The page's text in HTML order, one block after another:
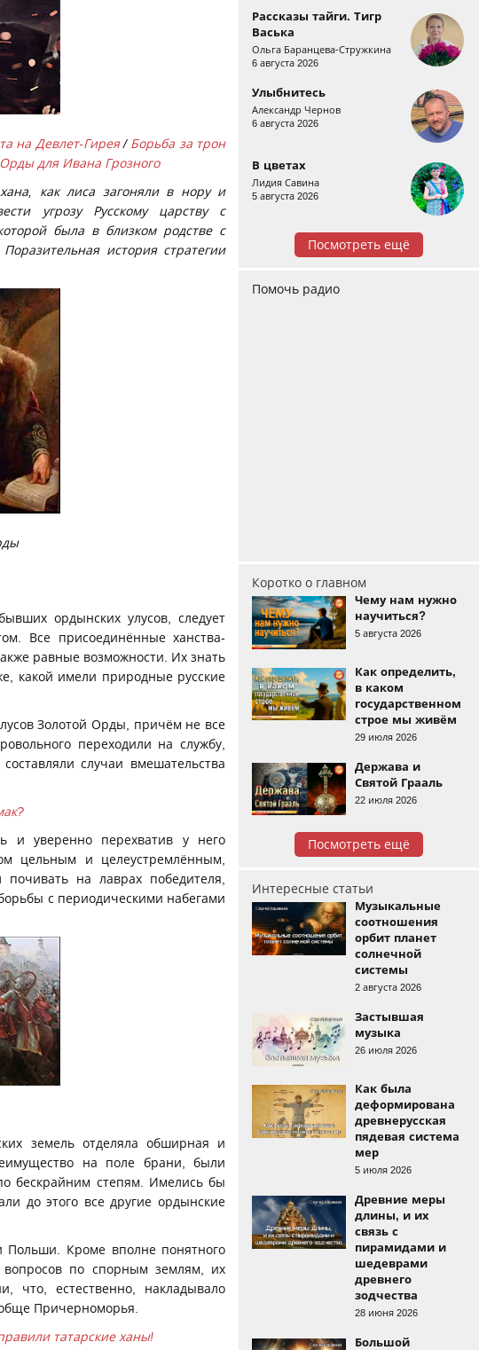
на Девлет-Гирея/ Борьба за трон
для Ивана Грозного
как лиса загоняли в нору и
угрозу Русскому царству с
была в близком родстве с
история стратегии
ордынских улусов, следует
Все присоединённые ханства-
равные возможности. Их знать
какой имели природные русские
Золотой Орды, причём не все
переходили на службу,
случаи вмешательства
и уверенно перехватив у него
цельным и целеустремлённым,
на лаврах победителя,
с периодическими набегами
земель отделяла обширная и
на поле брани, были
бескрайним степям. Имелись бы
до этого все другие ордынские
Польши. Кроме вполне понятного
вопросов по спорным землям, их
что, естественно, накладывало
Причерноморья.
татарские ханы!
Рассказы тайги. Тигр
Васька
Ольга Баранцева-Стружкина
6 августа 2026
Улыбнитесь
Александр Чернов
6 августа 2026
В цветах
Лидия Савина
5 августа 2026
Посмотреть ещё
Помочь радио
Коротко о главном
Чему нам нужно
научиться?
5 августа 2026
Как определить,
в каком
государственном
строе мы живём
29 июля 2026
Держава и
Святой Грааль
22 июля 2026
Посмотреть ещё
Интересные статьи
Музыкальные
соотношения
орбит планет
солнечной
системы
2 августа 2026
Застывшая
музыка
26 июля 2026
Как была
деформирована
древнерусская
пядевая система
мер
5 июля 2026
Древние меры
длины, и их
связь с
пирамидами и
шедеврами
древнего
зодчества
28 июня 2026
Большой